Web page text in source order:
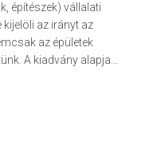
építészek) vállalati
az irányt az
az épületek
A kiadvány alapja...